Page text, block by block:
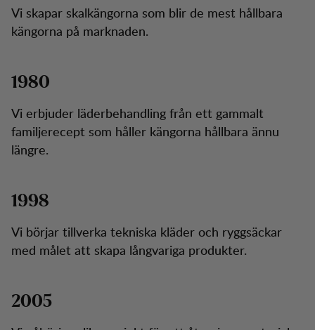
Vi skapar skalkängorna som blir de mest hållbara
kängorna på marknaden.
1980
Vi erbjuder läderbehandling från ett gammalt
familjerecept som håller kängorna hållbara ännu
längre.
1998
Vi börjar tillverka tekniska kläder och ryggsäckar
med målet att skapa långvariga produkter.
2005